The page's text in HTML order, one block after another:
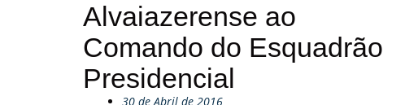
Alvaiazerense ao
Comando do Esquadrão
Presidencial
30 de Abril de 2016